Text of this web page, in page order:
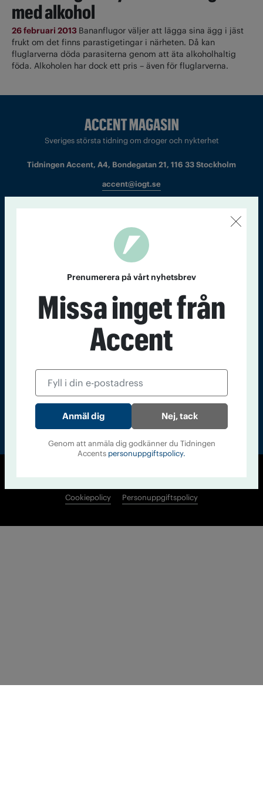
med alkohol
26 februari 2013 Bananflugor väljer att lägga sina ägg i jäst
frukt om det finns parastigetingar i närheten. Då kan
fluglarverna döda parasiterna genom att äta alkoholhaltig
föda. Alkoholen har dock ett pris – även för fluglarverna.
Sveriges största tidning om droger och nykterhet
Tidningen Accent, A4, Bondegatan 21, 116 33 Stockholm
accent@iogt.se
Tidningsarkiv
Läs tidigare
nummer av
Cookiepolicy
Personuppgiftspolicy
Prenumerera på vårt nyhetsbrev
Missa inget från
Accent
Nej, tack
Genom att anmäla dig godkänner du Tidningen
Accents personuppgiftspolicy.